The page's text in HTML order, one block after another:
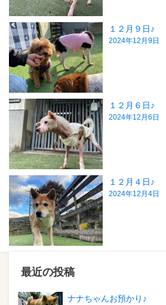
１２月９日♪
2024年12月9日
１２月６日♪
2024年12月6日
１２月４日♪
2024年12月4日
最近の投稿
ナナちゃんお預かり♪